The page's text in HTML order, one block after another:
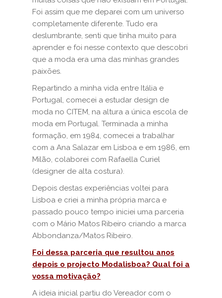
Foi assim que me deparei com um universo
completamente diferente. Tudo era
deslumbrante, senti que tinha muito para
aprender e foi nesse contexto que descobri
que a moda era uma das minhas grandes
paixões.
Repartindo a minha vida entre Itália e
Portugal, comecei a estudar design de
moda no CITEM, na altura a única escola de
moda em Portugal. Terminada a minha
formação, em 1984, comecei a trabalhar
com a Ana Salazar em Lisboa e em 1986, em
Milão, colaborei com Rafaella Curiel
(designer de alta costura).
Depois destas experiências voltei para
Lisboa e criei a minha própria marca e
passado pouco tempo iniciei uma parceria
com o Mário Matos Ribeiro criando a marca
Abbondanza/Matos Ribeiro.
Foi dessa parceria que resultou anos
depois o projecto Modalisboa? Qual foi a
vossa motivação?
A ideia inicial partiu do Vereador com o